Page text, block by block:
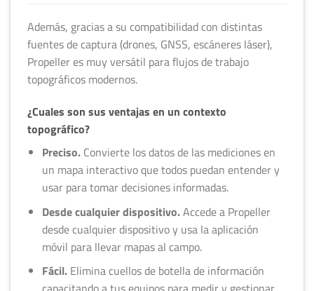
Además, gracias a su compatibilidad con distintas
fuentes de captura (drones, GNSS, escáneres láser),
Propeller es muy versátil para flujos de trabajo
topográficos modernos.
¿Cuales son sus ventajas en un contexto
topográfico?
Preciso.Convierte los datos de las mediciones en
un mapa interactivo que todos puedan entender y
usar para tomar decisiones informadas.
Desde cualquier dispositivo.Accede a Propeller
desde cualquier dispositivo y usa la aplicación
móvil para llevar mapas al campo.
Fácil.Elimina cuellos de botella de información